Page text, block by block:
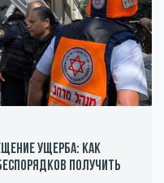
ущерба: как
получить